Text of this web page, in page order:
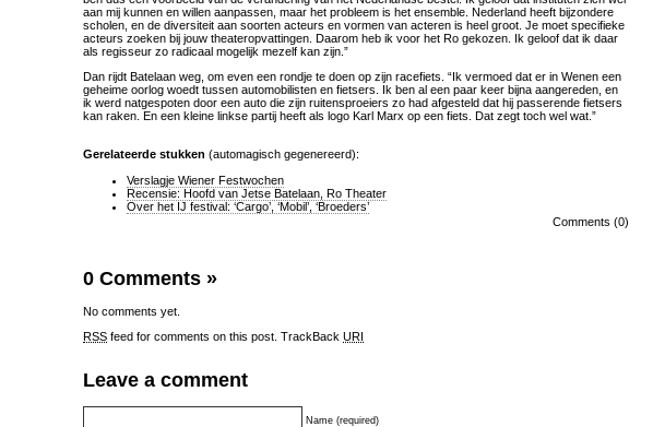
aan mij kunnen en willen aanpassen, maar het probleem is het ensemble. Nederland heeft bijzondere
scholen, en de diversiteit aan soorten acteurs en vormen van acteren is heel groot. Je moet specifieke
acteurs zoeken bij jouw theateropvattingen. Daarom heb ik voor het Ro gekozen. Ik geloof dat ik daar
als regisseur zo radicaal mogelijk mezelf kan zijn.”
Dan rijdt Batelaan weg, om even een rondje te doen op zijn racefiets. “Ik vermoed dat er in Wenen een
geheime oorlog woedt tussen automobilisten en fietsers. Ik ben al een paar keer bijna aangereden, en
ik werd natgespoten door een auto die zijn ruitensproeiers zo had afgesteld dat hij passerende fietsers
kan raken. En een kleine linkse partij heeft als logo Karl Marx op een fiets. Dat zegt toch wel wat.”
Gerelateerde stukken (automagisch gegenereerd):
Verslagje Wiener Festwochen
Recensie: Hoofd van Jetse Batelaan, Ro Theater
Over het IJ festival: ‘Cargo’, ‘Mobil’, ‘Broeders’
Comments (0)
0 Comments »
No comments yet.
RSS feed for comments on this post. TrackBack URI
Leave a comment
Name (required)